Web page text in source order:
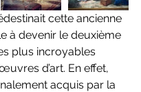
à devenir le deuxième
plus incroyables
d’art. En effet,
acquis par la